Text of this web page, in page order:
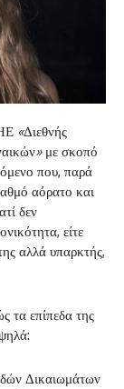
«Διεθνής
» με σκοπό
που, παρά
αόρατο και
δεν
είτε
αλλά υπαρκτής,
τα επίπεδα της
Δικαιωμάτων